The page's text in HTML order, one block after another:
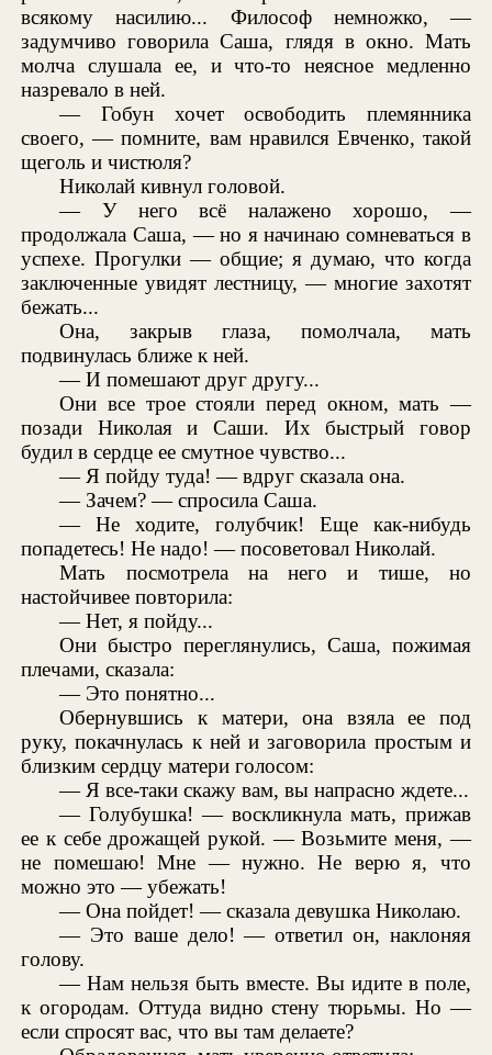
всякому насилию... Философ немножко, —
задумчиво говорила Саша, глядя в окно. Мать
молча слушала ее, и что-то неясное медленно
назревало в ней.
— Гобун хочет освободить племянника
своего, — помните, вам нравился Евченко, такой
щеголь и чистюля?
Николай кивнул головой.
— У него всё налажено хорошо, —
продолжала Саша, — но я начинаю сомневаться в
успехе. Прогулки — общие; я думаю, что когда
заключенные увидят лестницу, — многие захотят
бежать...
Она, закрыв глаза, помолчала, мать
подвинулась ближе к ней.
— И помешают друг другу...
Они все трое стояли перед окном, мать —
позади Николая и Саши. Их быстрый говор
будил в сердце ее смутное чувство...
— Я пойду туда! — вдруг сказала она.
— Зачем? — спросила Саша.
— Не ходите, голубчик! Еще как-нибудь
попадетесь! Не надо! — посоветовал Николай.
Мать посмотрела на него и тише, но
настойчивее повторила:
— Нет, я пойду...
Они быстро переглянулись, Саша, пожимая
плечами, сказала:
— Это понятно...
Обернувшись к матери, она взяла ее под
руку, покачнулась к ней и заговорила простым и
близким сердцу матери голосом:
— Я все-таки скажу вам, вы напрасно ждете...
— Голубушка! — воскликнула мать, прижав
ее к себе дрожащей рукой. — Возьмите меня, —
не помешаю! Мне — нужно. Не верю я, что
можно это — убежать!
— Она пойдет! — сказала девушка Николаю.
— Это ваше дело! — ответил он, наклоняя
голову.
— Нам нельзя быть вместе. Вы идите в поле,
к огородам. Оттуда видно стену тюрьмы. Но —
если спросят вас, что вы там делаете?